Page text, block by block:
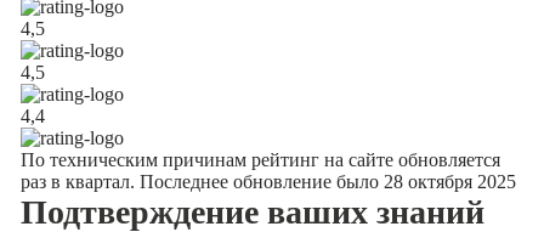
4,5
4,5
4,4
По техническим причинам рейтинг на сайте обновляется
раз в квартал. Последнее обновление было 28 октября 2025
Подтверждение ваших знаний